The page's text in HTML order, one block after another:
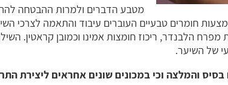
מטבע הדברים ולמרות ההבטחה
מפרח הלבנדר, ריכוז חומצות אמינו וכמובן קראטין.
של השיער.
והמלצה וכי במכונים שונים אחראים ליצירת